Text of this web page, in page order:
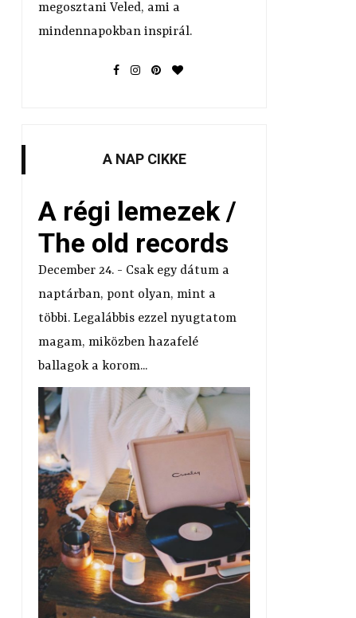
megosztani Veled, ami a
mindennapokban inspirál.
A NAP CIKKE
A régi lemezek /
The old records
December 24. - Csak egy dátum a
naptárban, pont olyan, mint a
többi. Legalábbis ezzel nyugtatom
magam, miközben hazafelé
ballagok a korom...